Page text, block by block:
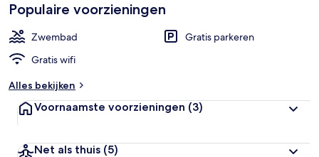
Populaire voorzieningen
Zwembad
Gratis parkeren
Gratis wifi
Alles bekijken
Voornaamste voorzieningen (3)
Net als thuis (5)